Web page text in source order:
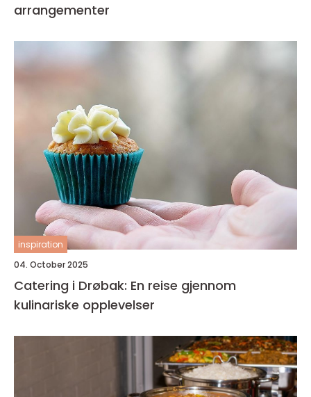
arrangementer
inspiration
04. October 2025
Catering i Drøbak: En reise gjennom
kulinariske opplevelser